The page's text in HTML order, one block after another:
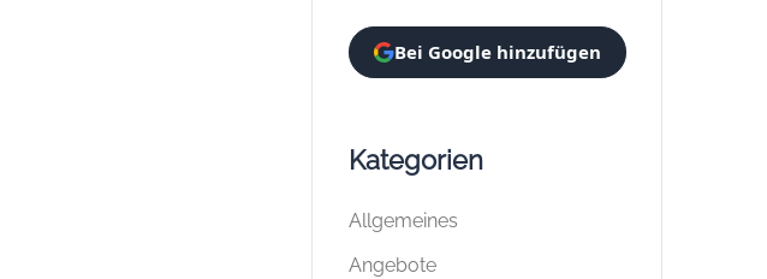
Bei Google hinzufügen
Kategorien
Allgemeines
Angebote